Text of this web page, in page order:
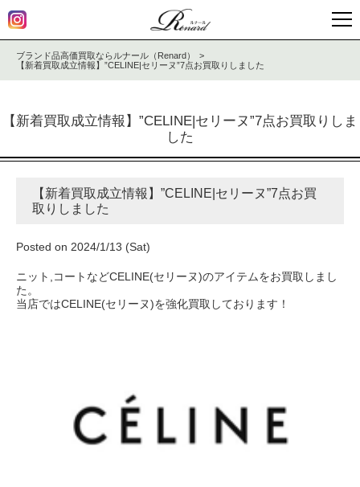
ブランド品高価買取ならルナール（Renard）
【新着買取成立情報】”CELINE|セリーヌ”7点お買取りしました
【新着買取成立情報】”CELINE|セリーヌ”7点お買取りしま
した
【新着買取成立情報】”CELINE|セリーヌ”7点お買
取りしました
Posted on 2024/1/13 (Sat)
ニット,コートなどCELINE(セリーヌ)のアイテムをお買取しまし
た。
当店ではCELINE(セリーヌ)を強化買取しております！